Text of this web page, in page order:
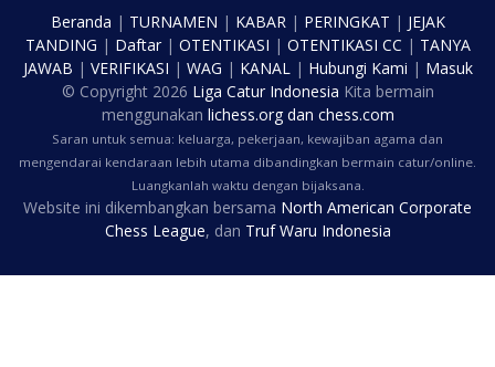
Beranda | TURNAMEN | KABAR| PERINGKAT | JEJAK
TANDING | Daftar| OTENTIKASI | OTENTIKASI CC | TANYA
JAWAB | VERIFIKASI | WAG | KANAL| Hubungi Kami | Masuk
© Copyright 2026 Liga Catur Indonesia Kita bermain
menggunakan lichess.orgdan chess.com
Saran untuk semua: keluarga, pekerjaan, kewajiban agama dan
mengendarai kendaraan lebih utama dibandingkan bermain catur/online.
Luangkanlah waktu dengan bijaksana.
Website ini dikembangkan bersama North American Corporate
Chess League, dan Truf Waru Indonesia